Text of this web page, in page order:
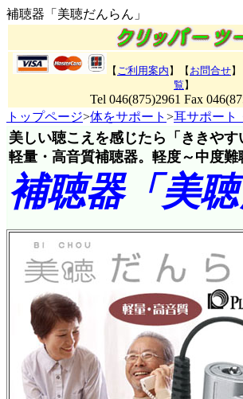
補聴器「美聴だんらん」
【 ご利用案内 】【 お問合せ
覧 】
Tel 046(875)2961 Fax
トップページ>体をサポート >耳サポート
美しい聴こえを感じたら「ききや
軽量・高音質補聴器。軽度～中度難
補聴器「美